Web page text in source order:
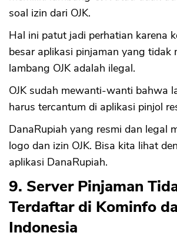
soal izin dari OJK.
Hal ini patut jadi perhatian karena
besar aplikasi pinjaman yang tidak
lambang OJK adalah ilegal.
OJK sudah mewanti-wanti bahwa
harus tercantum di aplikasi pinjol
DanaRupiah yang resmi dan legal
logo dan izin OJK. Bisa kita lihat
aplikasi DanaRupiah.
9. Server Pinjaman
Terdaftar di Kominfo
Indonesia